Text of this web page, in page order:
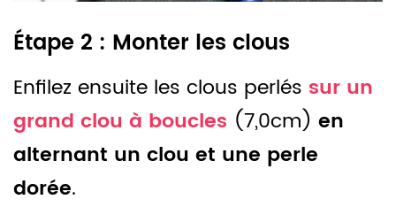
Étape 2 : Monter les clous
Enfilez ensuite les clous perlés sur un
grand clou à boucles (7,0cm) en
alternant un clou et une perle
dorée.